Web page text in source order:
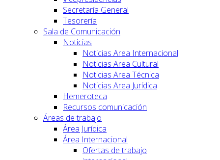
Secretaría General
Tesorería
Sala de Comunicación
Noticias
Noticias Area Internacional
Noticias Area Cultural
Noticias Area Técnica
Noticias Area Jurídica
Hemeroteca
Recursos comunicación
Áreas de trabajo
Área Jurídica
Área Internacional
Ofertas de trabajo